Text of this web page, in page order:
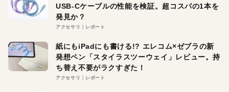
USB-Cケーブルの性能を検証。超コスパの1本を
発見か？
アクセサリ レポート
紙にもiPadにも書ける!? エレコム×ゼブラの新
発想ペン「スタイラスツーウェイ」レビュー。持
ち替え不要がラクすぎた！
アクセサリ レポート